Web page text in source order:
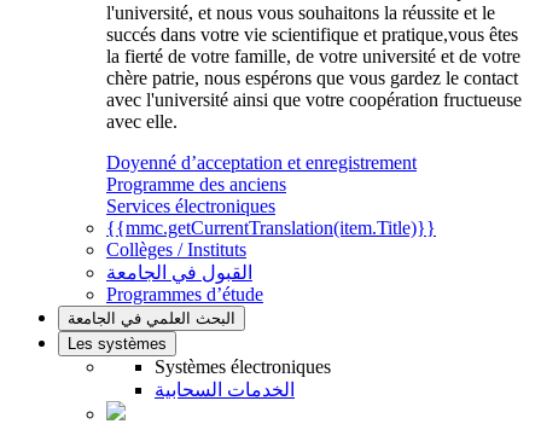
l'université, et nous vous souhaitons la réussite et le
succés dans votre vie scientifique et pratique,vous êtes
la fierté de votre famille, de votre université et de votre
chère patrie, nous espérons que vous gardez le contact
avec l'université ainsi que votre coopération fructueuse
avec elle.
Doyenné d’acceptation et enregistrement
Programme des anciens
Services électroniques
{{mmc.getCurrentTranslation(item.Title)}}
Collèges / Instituts
القبول في الجامعة
Programmes d’étude
البحث العلمي في الجامعة
Les systèmes
Systèmes électroniques
الخدمات السحابية